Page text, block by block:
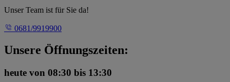
Unser Team ist für Sie da!
0681/9919900
Unsere Öffnungszeiten:
heute von 08:30 bis 13:30